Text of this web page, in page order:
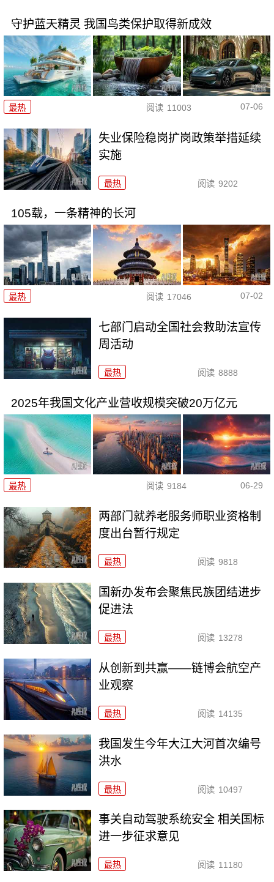
守护蓝天精灵 我国鸟类保护取得新成效
最热 阅读 11003 07-06
失业保险稳岗扩岗政策举措延续
实施
最热 阅读 9202
105载，一条精神的长河
最热 阅读 17046 07-02
七部门启动全国社会救助法宣传
周活动
最热 阅读 8888
2025年我国文化产业营收规模突破20万亿元
最热 阅读 9184 06-29
两部门就养老服务师职业资格制
度出台暂行规定
最热 阅读 9818
国新办发布会聚焦民族团结进步
促进法
最热 阅读 13278
从创新到共赢——链博会航空产
业观察
最热 阅读 14135
我国发生今年大江大河首次编号
洪水
最热 阅读 10497
事关自动驾驶系统安全 相关国标
进一步征求意见
最热 阅读 11180